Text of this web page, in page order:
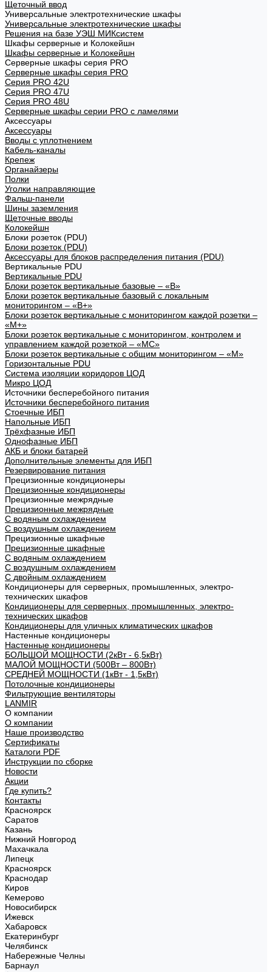
Щеточный ввод
Универсальные электротехнические шкафы
Универсальные электротехнические шкафы
Решения на базе УЭШ МИКсистем
Шкафы серверные и Колокейшн
Шкафы серверные и Колокейшн
Серверные шкафы серия PRO
Серверные шкафы серия PRO
Серия PRO 42U
Серия PRO 47U
Серия PRO 48U
Серверные шкафы серии PRO с ламелями
Аксессуары
Аксессуары
Вводы с уплотнением
Кабель-каналы
Крепеж
Органайзеры
Полки
Уголки направляющие
Фальш-панели
Шины заземления
Щеточные вводы
Колокейшн
Блоки розеток (PDU)
Блоки розеток (PDU)
Аксессуары для блоков распределения питания (PDU)
Вертикальные PDU
Вертикальные PDU
Блоки розеток вертикальные базовые – «В»
Блоки розеток вертикальные базовый с локальным
мониторингом – «В+»
Блоки розеток вертикальные с мониторингом каждой розетки –
«М+»
Блоки розеток вертикальные с мониторингом, контролем и
управлением каждой розеткой – «МС»
Блоки розеток вертикальные с общим мониторингом – «М»
Горизонтальные PDU
Система изоляции коридоров ЦОД
Микро ЦОД
Источники бесперебойного питания
Источники бесперебойного питания
Стоечные ИБП
Напольные ИБП
Трёхфазные ИБП
Однофазные ИБП
АКБ и блоки батарей
Дополнительные элементы для ИБП
Резервирование питания
Прецизионные кондиционеры
Прецизионные кондиционеры
Прецизионные межрядные
Прецизионные межрядные
С водяным охлаждением
С воздушным охлаждением
Прецизионные шкафные
Прецизионные шкафные
С водяным охлаждением
С воздушным охлаждением
С двойным охлаждением
Кондиционеры для серверных, промышленных, электро-
технических шкафов
Кондиционеры для серверных, промышленных, электро-
технических шкафов
Кондиционеры для уличных климатических шкафов
Настенные кондиционеры
Настенные кондиционеры
БОЛЬШОЙ МОЩНОСТИ (2кВт - 6,5кВт)
МАЛОЙ МОЩНОСТИ (500Вт – 800Вт)
СРЕДНЕЙ МОЩНОСТИ (1кВт - 1,5кВт)
Потолочные кондиционеры
Фильтрующие вентиляторы
LANMIR
О компании
О компании
Наше производство
Сертификаты
Каталоги PDF
Инструкции по сборке
Новости
Акции
Где купить?
Контакты
Красноярск
Саратов
Казань
Нижний Новгород
Махачкала
Липецк
Красноярск
Краснодар
Киров
Кемерово
Новосибирск
Ижевск
Хабаровск
Екатеринбург
Челябинск
Набережные Челны
Барнаул